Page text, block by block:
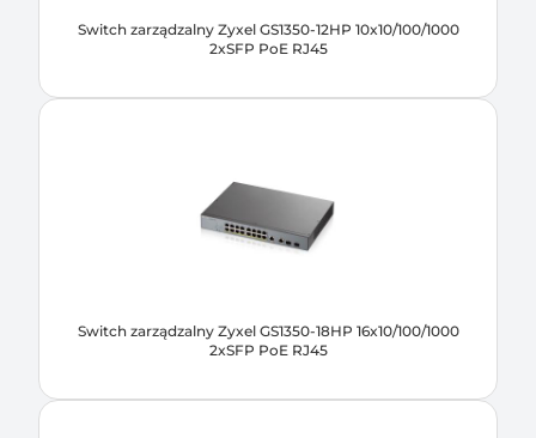
Switch zarządzalny Zyxel GS1350-12HP 10x10/100/1000
2xSFP PoE RJ45
Switch zarządzalny Zyxel GS1350-18HP 16x10/100/1000
2xSFP PoE RJ45